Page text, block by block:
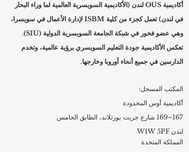
أكاديمية OUS لندن (الأكاديمية السويسرية العالمية لما وراء البحار
في لندن) تعمل كجزء من كلية ISBM لإدارة الأعمال في سويسرا،
وهي عضو فخور في شبكة الجامعة السويسرية الدولية (SIU).
تعكس الأكاديمية جودة التعليم السويسري برؤية عالمية، وتخدم
الدارسين في جميع أنحاء أوروبا وخارجها.
المكتب المسجل:
أكاديمية أوس المحدودة
167–169 شارع جريت بورتلاند، الطابق الخامس
لندن W1W 5PF
المملكة المتحدة